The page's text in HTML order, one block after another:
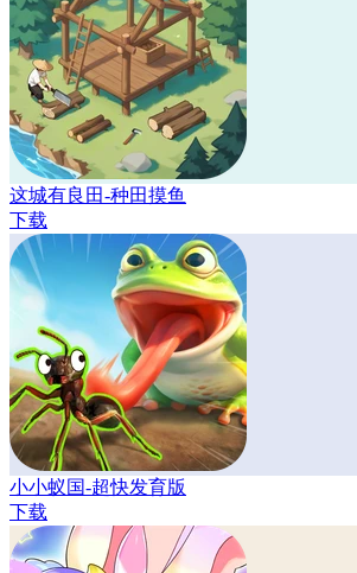
这城有良田-种田摸鱼
下载
小小蚁国-超快发育版
下载